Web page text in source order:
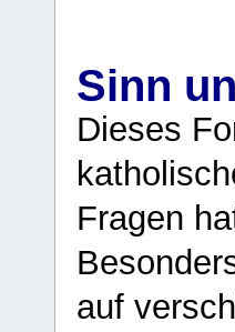
Sinn
Dieses
Fragen
auf